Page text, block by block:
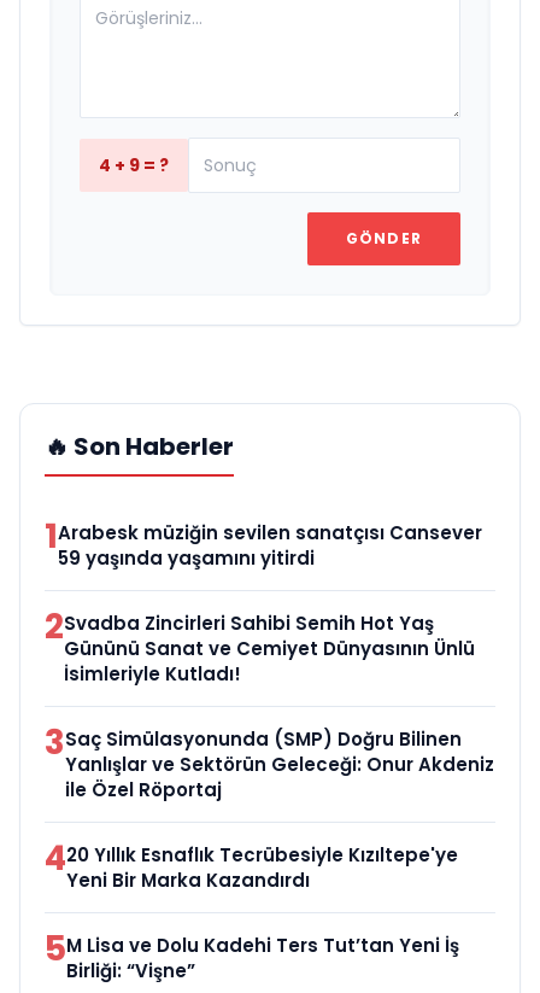
4 + 9 = ?
GÖNDER
🔥 Son Haberler
1Arabesk müziğin sevilen sanatçısı Cansever
59 yaşında yaşamını yitirdi
2Svadba Zincirleri Sahibi Semih Hot Yaş
Gününü Sanat ve Cemiyet Dünyasının Ünlü
İsimleriyle Kutladı!
3Saç Simülasyonunda (SMP) Doğru Bilinen
Yanlışlar ve Sektörün Geleceği: Onur Akdeniz
ile Özel Röportaj
420 Yıllık Esnaflık Tecrübesiyle Kızıltepe'ye
Yeni Bir Marka Kazandırdı
5M Lisa ve Dolu Kadehi Ters Tut’tan Yeni İş
Birliği: “Vişne”